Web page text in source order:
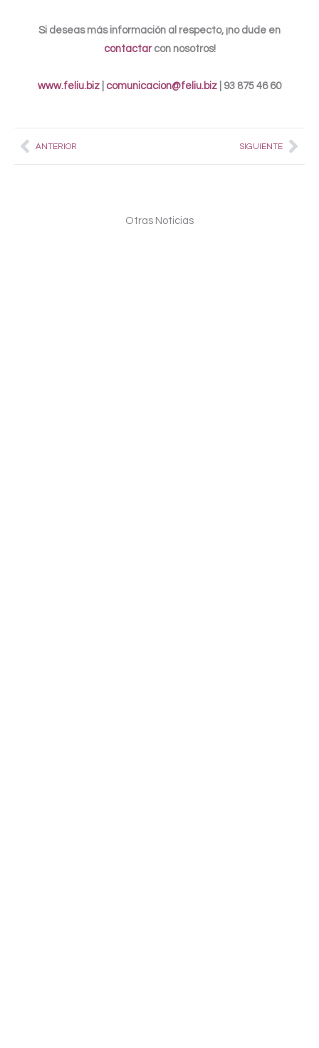
Si deseas más información al respecto, ¡no dude en
contactarcon nosotros!
www.feliu.biz comunicacion@feliu.biz | 93 875 46 60
PrevANTERIOR SIGUIENTE
Otras Noticias